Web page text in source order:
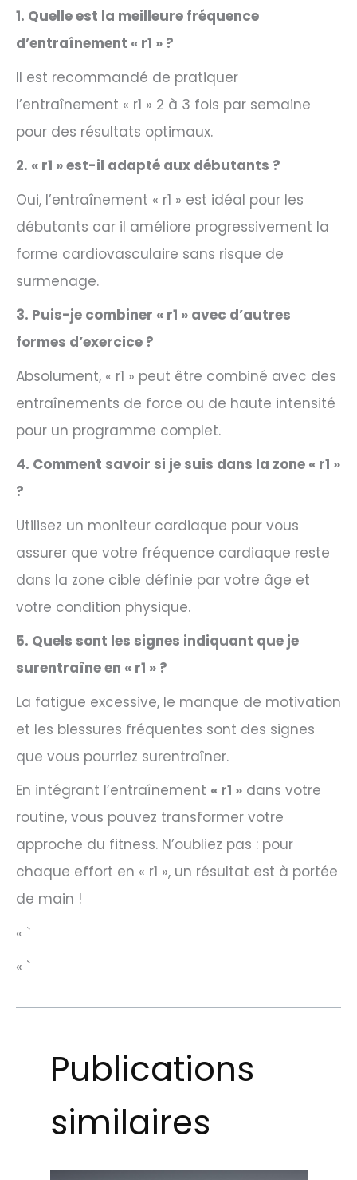
1. Quelle est la meilleure fréquence
d’entraînement « r1 » ?
Il est recommandé de pratiquer
l’entraînement « r1 » 2 à 3 fois par semaine
pour des résultats optimaux.
2. « r1 » est-il adapté aux débutants ?
Oui, l’entraînement « r1 » est idéal pour les
débutants car il améliore progressivement la
forme cardiovasculaire sans risque de
surmenage.
3. Puis-je combiner « r1 » avec d’autres
formes d’exercice ?
Absolument, « r1 » peut être combiné avec des
entraînements de force ou de haute intensité
pour un programme complet.
4. Comment savoir si je suis dans la zone « r1 »
?
Utilisez un moniteur cardiaque pour vous
assurer que votre fréquence cardiaque reste
dans la zone cible définie par votre âge et
votre condition physique.
5. Quels sont les signes indiquant que je
surentraîne en « r1 » ?
La fatigue excessive, le manque de motivation
et les blessures fréquentes sont des signes
que vous pourriez surentraîner.
En intégrant l’entraînement « r1 » dans votre
routine, vous pouvez transformer votre
approche du fitness. N’oubliez pas : pour
chaque effort en « r1 », un résultat est à portée
de main !
« `
« `
Publications
similaires